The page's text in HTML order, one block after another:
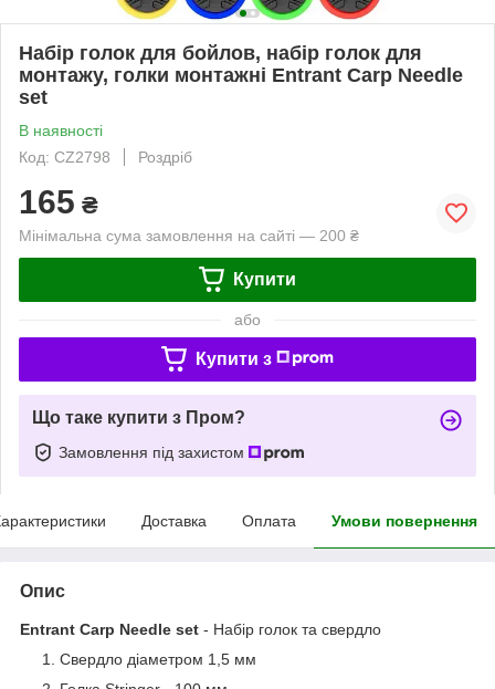
Набір голок для бойлов, набір голок для
монтажу, голки монтажні Entrant Carp Needle
set
В наявності
Код: CZ2798
Роздріб
165 ₴
Мінімальна сума замовлення на сайті — 200 ₴
Купити
або
Купити з
Що таке купити з Пром?
Замовлення під захистом
Доставка Оплата Умови повернення
Опис
Entrant Carp Needle set - Набір голок та свердло
Свердло діаметром 1,5 мм